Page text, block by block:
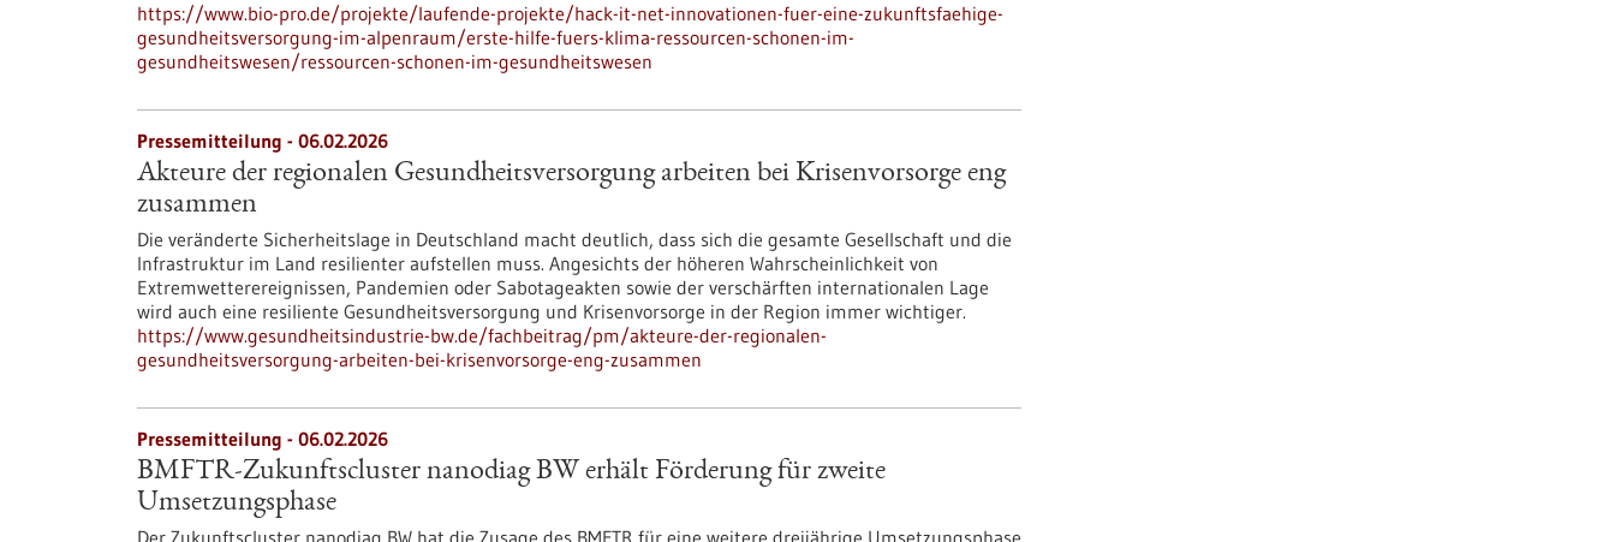
https://www.bio-pro.de/projekte/laufende-projekte/hack-it-net-innovationen-fuer-eine-zukunftsfaehige-
gesundheitsversorgung-im-alpenraum/erste-hilfe-fuers-klima-ressourcen-schonen-im-
gesundheitswesen/ressourcen-schonen-im-gesundheitswesen
Pressemitteilung - 06.02.2026
Akteure der regionalen Gesundheitsversorgung arbeiten bei Krisenvorsorge eng
zusammen
Die veränderte Sicherheitslage in Deutschland macht deutlich, dass sich die gesamte Gesellschaft und die
Infrastruktur im Land resilienter aufstellen muss. Angesichts der höheren Wahrscheinlichkeit von
Extremwetterereignissen, Pandemien oder Sabotageakten sowie der verschärften internationalen Lage
wird auch eine resiliente Gesundheitsversorgung und Krisenvorsorge in der Region immer wichtiger.
https://www.gesundheitsindustrie-bw.de/fachbeitrag/pm/akteure-der-regionalen-
gesundheitsversorgung-arbeiten-bei-krisenvorsorge-eng-zusammen
Pressemitteilung - 06.02.2026
BMFTR-Zukunftscluster nanodiag BW erhält Förderung für zweite
Umsetzungsphase
Der Zukunftscluster nanodiag BW hat die Zusage des BMFTR für eine weitere dreijährige Umsetzungsphase